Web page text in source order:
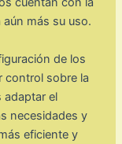
más su uso.
de los
control sobre la
adaptar el
necesidades y
eficiente y